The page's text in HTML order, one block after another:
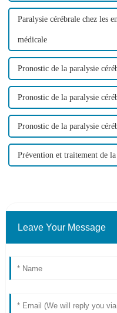
Paralysie cérébrale chez les
médicale
Pronostic de la paralysie
Pronostic de la paralysie
Pronostic de la paralysie
Prévention et traitement de
Leave Your Message